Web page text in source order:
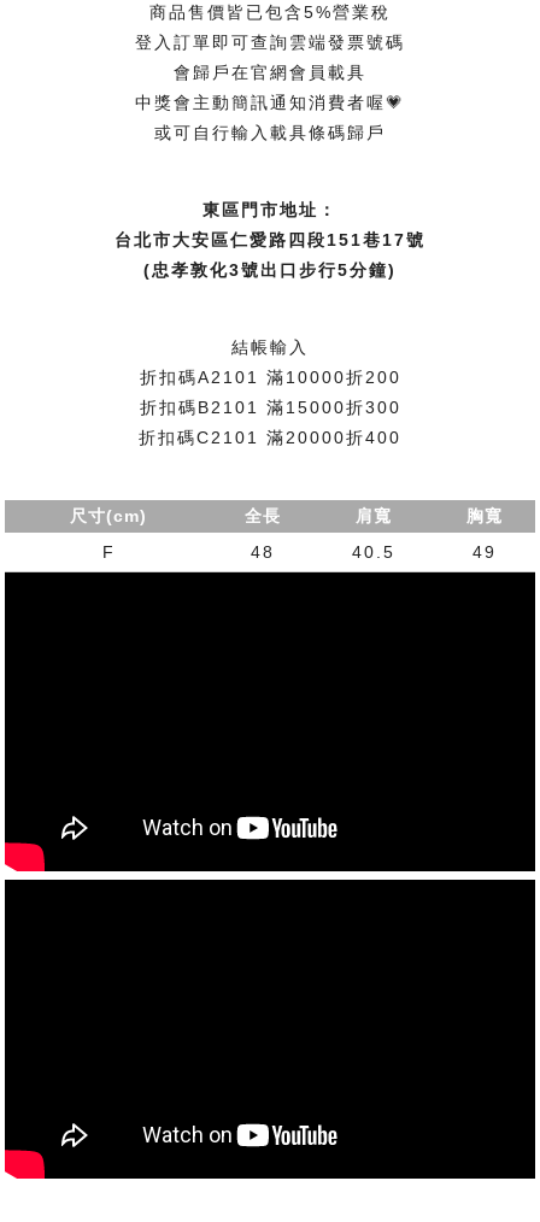
商品售價皆已包含5%營業稅
登入訂單即可查詢雲端發票號碼
會歸戶在官網會員載具
中獎會主動簡訊通知消費者喔💗
或可自行輸入載具條碼歸戶
東區門市地址：
台北市大安區仁愛路四段151巷17號
(忠孝敦化3號出口步行5分鐘)
結帳輸入
折扣碼A2101 滿10000折200
折扣碼B2101 滿15000折300
折扣碼C2101 滿20000折400
尺寸(cm) 全長 肩寬
胸寬
F
48 40.5 49